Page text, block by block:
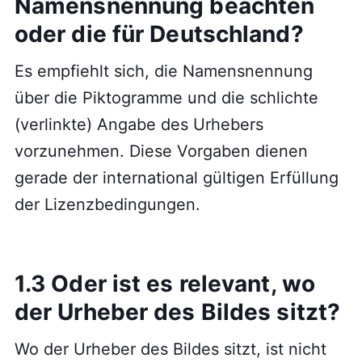
oder die für Deutschland?
Es empfiehlt sich, die Namensnennung
über die Piktogramme und die schlichte
(verlinkte) Angabe des Urhebers
vorzunehmen. Diese Vorgaben dienen
gerade der international gültigen Erfüllung
der Lizenzbedingungen.
1.3 Oder ist es relevant, wo
der Urheber des Bildes sitzt?
Wo der Urheber des Bildes sitzt, ist nicht